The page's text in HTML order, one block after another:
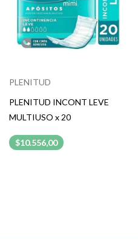
PLENITUD
PLENITUD INCONT LEVE
MULTIUSO x 20
$10.556,00